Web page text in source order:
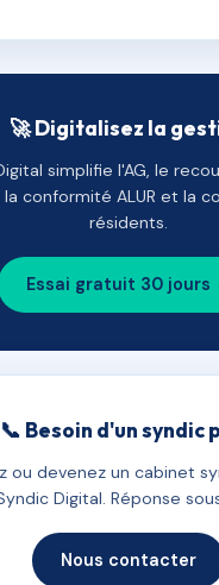
🚀 Digitalisez la
simplifie l'AG, le
la conformité ALUR et la
résidents.
Essai gratuit 30 jours
📞 Besoin d'un syndic
ou devenez un cabinet
Digital. Réponse
Nous contacter